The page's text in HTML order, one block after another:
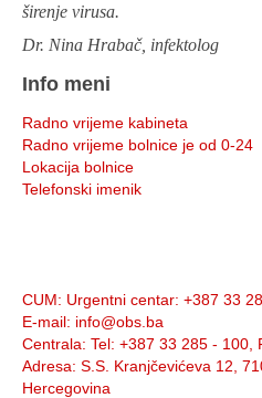
širenje virusa.
Dr. Nina Hrabač, infektolog
Info meni
Radno vrijeme kabineta
Radno vrijeme bolnice je od 0-24
Lokacija bolnice
Telefonski imenik
CUM: Urgentni centar: +387 33
E-mail: info@obs.ba
Centrala: Tel: +387 33 285 - 100,
Adresa: S.S. Kranjčevićeva 12,
Hercegovina